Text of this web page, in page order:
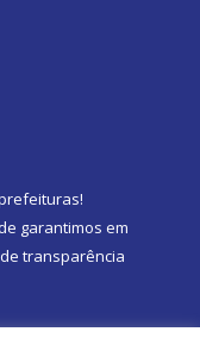
!
garantimos em
transparência